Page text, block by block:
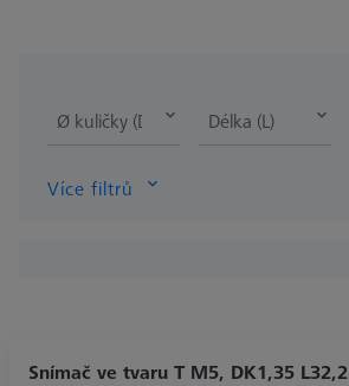
Ø kuličky (DK) Délka (L)
Více filtrů
Snímač ve tvaru T M5, DK1,35 L32,2